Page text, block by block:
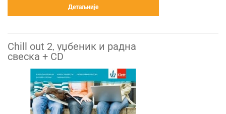
Детаљније
Chill out 2, уџбеник и радна
свеска + CD